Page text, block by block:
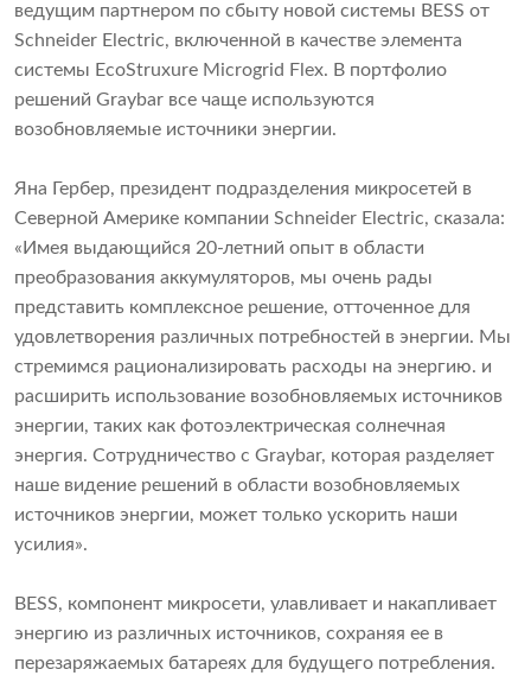
ведущим партнером по сбыту новой системы BESS от
Schneider Electric, включенной в качестве элемента
системы EcoStruxure Microgrid Flex. В портфолио
решений Graybar все чаще используются
возобновляемые источники энергии.
Яна Гербер, президент подразделения микросетей в
Северной Америке компании Schneider Electric, сказала:
«Имея выдающийся 20-летний опыт в области
преобразования аккумуляторов, мы очень рады
представить комплексное решение, отточенное для
удовлетворения различных потребностей в энергии. Мы
стремимся рационализировать расходы на энергию. и
расширить использование возобновляемых источников
энергии, таких как фотоэлектрическая солнечная
энергия. Сотрудничество с Graybar, которая разделяет
наше видение решений в области возобновляемых
источников энергии, может только ускорить наши
усилия».
BESS, компонент микросети, улавливает и накапливает
энергию из различных источников, сохраняя ее в
перезаряжаемых батареях для будущего потребления.